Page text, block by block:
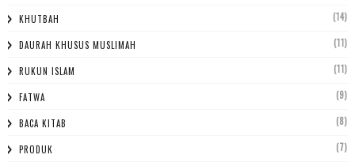
KHUTBAH (14)
DAURAH KHUSUS MUSLIMAH (11)
RUKUN ISLAM (11)
FATWA (9)
BACA KITAB (8)
PRODUK (7)